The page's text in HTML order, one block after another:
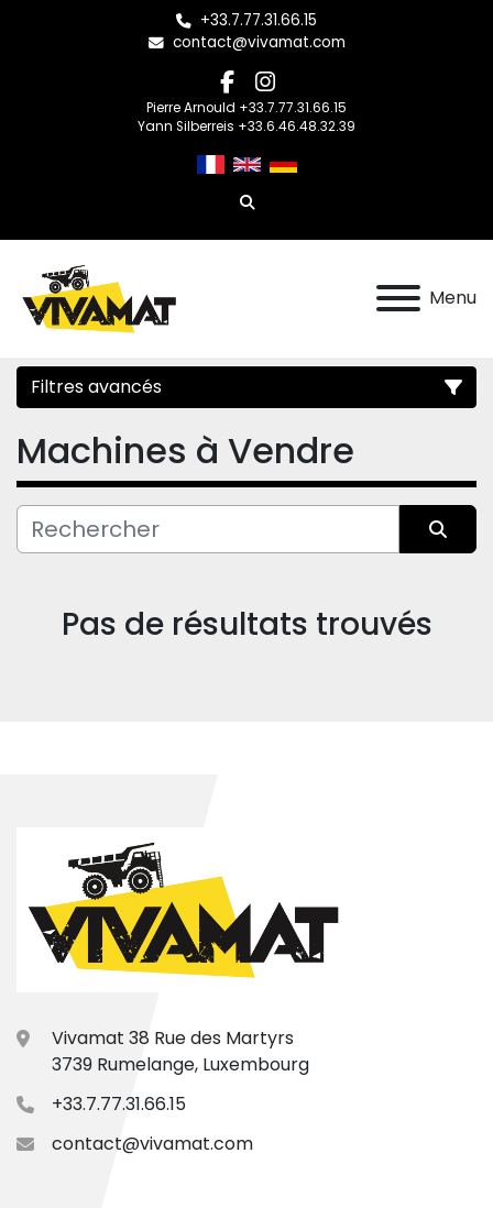
+33.7.77.31.66.15
contact@vivamat.com
facebook
instagram
Pierre Arnould +33.7.77.31.66.15
Yann Silberreis +33.6.46.48.32.39
Rechercher
Menu
Filtres avancés
Catégorie
Fabricant
Machines à Vendre
Pas de résultats trouvés
Vivamat 38 Rue des Martyrs
3739 Rumelange, Luxembourg
+33.7.77.31.66.15
contact@vivamat.com